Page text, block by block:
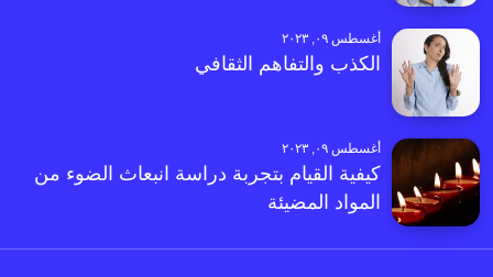
أغسطس ٠٩, ٢٠٢٣
الكذب والتفاهم الثقافي
أغسطس ٠٩, ٢٠٢٣
كيفية القيام بتجربة دراسة انبعاث الضوء من
المواد المضيئة